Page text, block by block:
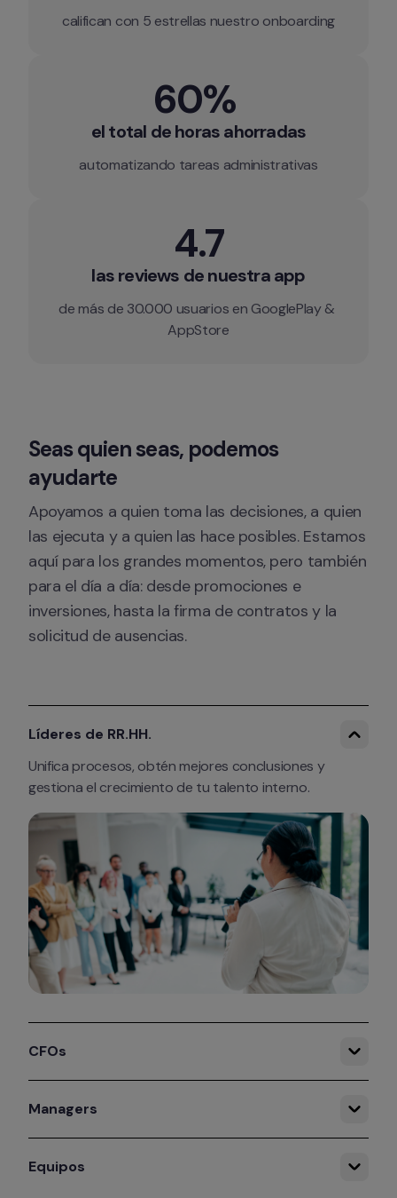
califican con 5 estrellas nuestro onboarding
60%
el total de horas ahorradas
automatizando tareas administrativas
4.7
las reviews de nuestra app
de más de 30.000 usuarios en GooglePlay &
AppStore
Seas quien seas, podemos
ayudarte
Apoyamos a quien toma las decisiones, a quien
las ejecuta y a quien las hace posibles. Estamos
aquí para los grandes momentos, pero también
para el día a día: desde promociones e
inversiones, hasta la firma de contratos y la
solicitud de ausencias.
Líderes de RR.HH.
Unifica procesos, obtén mejores conclusiones y
gestiona el crecimiento de tu talento interno.
CFOs
Managers
Equipos